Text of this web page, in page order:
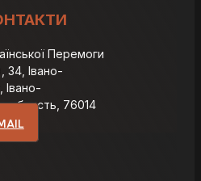
Перемоги
34, Івано-
Івано-
область, 76014